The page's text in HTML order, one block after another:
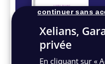
Xelians,
privée
En cliquant sur «
continuer sans